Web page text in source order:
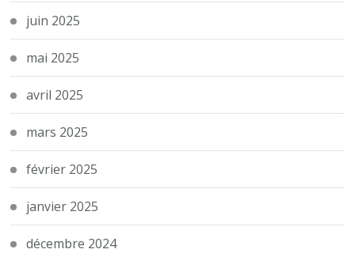
juin 2025
mai 2025
avril 2025
mars 2025
février 2025
janvier 2025
décembre 2024